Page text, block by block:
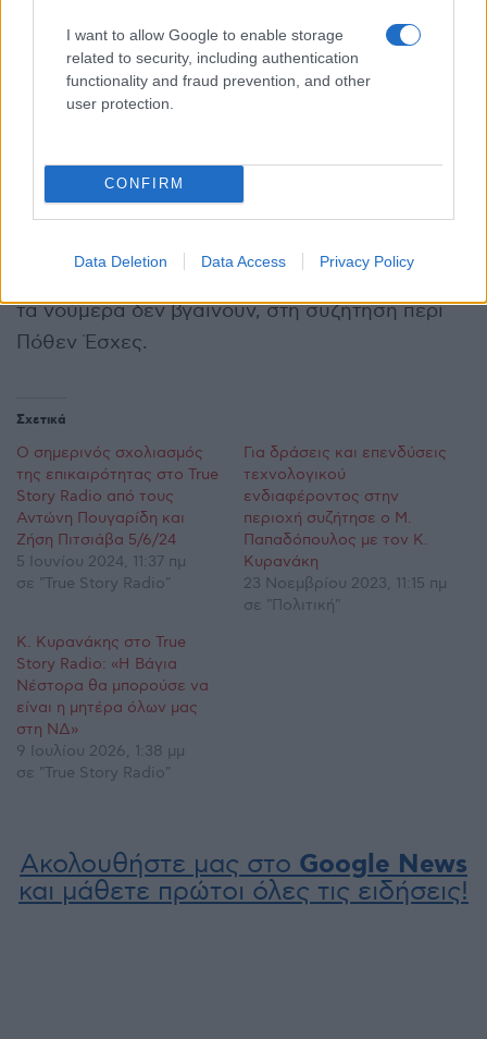
I want to allow Google to enable storage
related to security, including authentication
functionality and fraud prevention, and other
user protection.
CONFIRM
Data Deletion Data Access Privacy Policy
Ελλάδα είναι στο group χωρών με πολύ υψηλές
ταχύτητες.
Επίσης, αναφέρθηκε σε θέματα ραδιοφωνίας
παρεμβολές από γειτονικά κράτη σε εθνικές
συχνότητες, μιλώντας για διασυνοριακές
τα νούμερα δεν βγαίνουν, στη συζήτηση περί
Πόθεν Έσχες.
Σχετικά
Ο σημερινός σχολιασμός
της επικαιρότητας στο True
Story Radio από τους
Αντώνη Πουγαρίδη και
Ζήση Πιτσιάβα 5/6/24
5 Ιουνίου 2024, 11:37 πμ
σε "True Story Radio"
Για δράσεις και επενδύσεις
τεχνολογικού
ενδιαφέροντος στην
περιοχή συζήτησε ο Μ.
Παπαδόπουλος με τον Κ.
Κυρανάκη
23 Νοεμβρίου 2023, 11:15 πμ
σε "Πολιτική"
Κ. Κυρανάκης στο True
Story Radio: «Η Βάγια
Νέστορα θα μπορούσε να
είναι η μητέρα όλων μας
στη ΝΔ»
9 Ιουλίου 2026, 1:38 μμ
σε "True Story Radio"
Ακολουθήστε μας στο Google News
και μάθετε πρώτοι όλες τις ειδήσεις!